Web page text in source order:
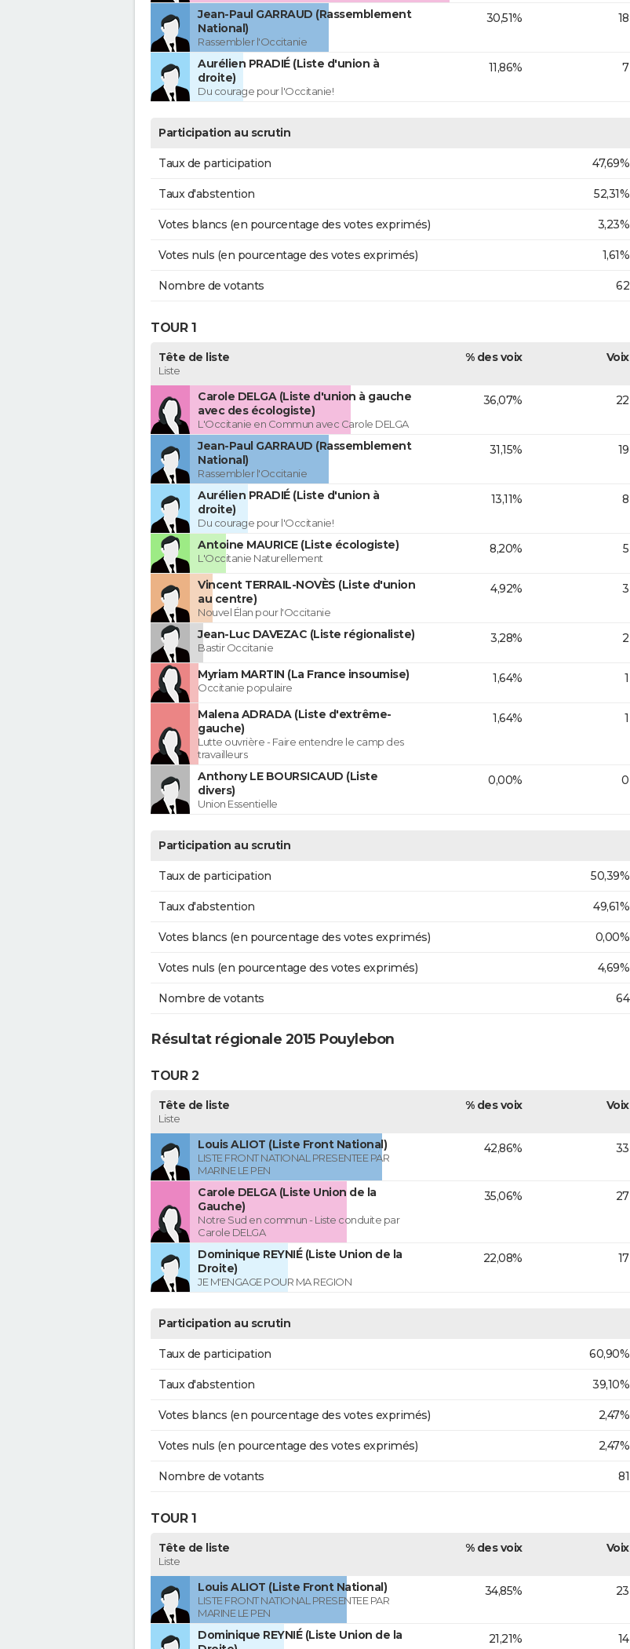
Jean-Paul GARRAUD (Rassemblement
National)
Rassembler l'Occitanie
30,51% 18
Aurélien PRADIÉ (Liste d'union à
droite)
Du courage pour l'Occitanie!
11,86% 7
Participation au scrutin
Taux de participation 47,69%
Taux d'abstention 52,31%
Votes blancs (en pourcentage des votes exprimés) 3,23%
Votes nuls (en pourcentage des votes exprimés) 1,61%
Nombre de votants 62
TOUR 1
Tête de liste
Liste
% des voix Voix
Carole DELGA (Liste d'union à gauche
avec des écologiste)
L'Occitanie en Commun avec Carole DELGA
36,07% 22
Jean-Paul GARRAUD (Rassemblement
National)
Rassembler l'Occitanie
31,15% 19
Aurélien PRADIÉ (Liste d'union à
droite)
Du courage pour l'Occitanie!
13,11% 8
Antoine MAURICE (Liste écologiste)
L'Occitanie Naturellement
8,20% 5
Vincent TERRAIL-NOVÈS (Liste d'union
au centre)
Nouvel Élan pour l'Occitanie
4,92% 3
Jean-Luc DAVEZAC (Liste régionaliste)
Bastir Occitanie
3,28% 2
Myriam MARTIN (La France insoumise)
Occitanie populaire
1,64% 1
Malena ADRADA (Liste d'extrême-
gauche)
Lutte ouvrière - Faire entendre le camp des
travailleurs
1,64% 1
Anthony LE BOURSICAUD (Liste
divers)
Union Essentielle
0,00% 0
Participation au scrutin
Taux de participation 50,39%
Taux d'abstention 49,61%
Votes blancs (en pourcentage des votes exprimés) 0,00%
Votes nuls (en pourcentage des votes exprimés) 4,69%
Nombre de votants 64
Résultat régionale 2015 Pouylebon
TOUR 2
Tête de liste
Liste
% des voix Voix
Louis ALIOT (Liste Front National)
LISTE FRONT NATIONAL PRESENTEE PAR
MARINE LE PEN
42,86% 33
Carole DELGA (Liste Union de la
Gauche)
Notre Sud en commun - Liste conduite par
Carole DELGA
35,06% 27
Dominique REYNIÉ (Liste Union de la
Droite)
JE M'ENGAGE POUR MA REGION
22,08% 17
Participation au scrutin
Taux de participation 60,90%
Taux d'abstention 39,10%
Votes blancs (en pourcentage des votes exprimés) 2,47%
Votes nuls (en pourcentage des votes exprimés) 2,47%
Nombre de votants 81
TOUR 1
Tête de liste
Liste
% des voix Voix
Louis ALIOT (Liste Front National)
LISTE FRONT NATIONAL PRESENTEE PAR
MARINE LE PEN
34,85% 23
Dominique REYNIÉ (Liste Union de la
21,21% 14